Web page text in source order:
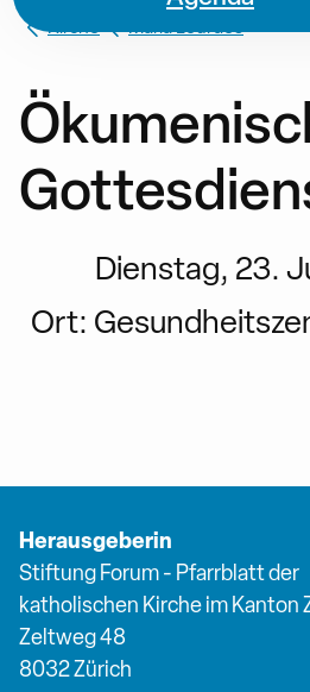
Kirche Maria Lourdes
Dienstag, 23.
Ort:
Herausgeberin
Stiftung Forum - Pfarrblatt der
katholischen Kirche im Kanton
Zeltweg 48
8032 Zürich